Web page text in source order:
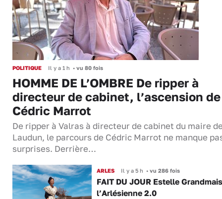
POLITIQUE Il y a 1 h • vu 80 fois
HOMME DE L’OMBRE De ripper à
directeur de cabinet, l’ascension de
Cédric Marrot
De ripper à Valras à directeur de cabinet du maire
Laudun, le parcours de Cédric Marrot ne manque
surprises. Derrière…
ARLES Il y a 5 h •vu 286 fois
FAIT DU JOUR Estelle
l’Arlésienne 2.0